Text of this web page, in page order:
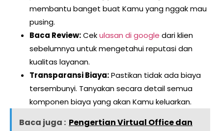
membantu banget buat Kamu yang nggak mau
pusing.
Baca Review:Cekulasan di google dari klien
sebelumnya untuk mengetahui reputasi dan
kualitas layanan.
Transparansi Biaya:Pastikan tidak ada biaya
tersembunyi. Tanyakan secara detail semua
komponen biaya yang akan Kamu keluarkan.
Baca juga : Pengertian Virtual Office dan